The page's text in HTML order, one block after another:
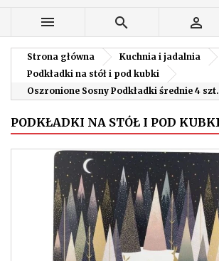
  
Strona główna
Kuchnia i jadalnia
Podkładki na stół i pod kubki
Oszronione Sosny Podkładki średnie 4 szt.
PODKŁADKI NA STÓŁ I POD KUBKI